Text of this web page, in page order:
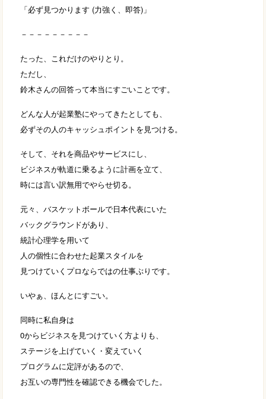
「必ず見つかります (力強く、即答)」
－－－－－－－－－
たった、これだけのやりとり。
ただし、
鈴木さんの回答って本当にすごいことです。
どんな人が起業塾にやってきたとしても、
必ずその人のキャッシュポイントを見つける。
そして、それを商品やサービスにし、
ビジネスが軌道に乗るように計画を立て、
時には言い訳無用でやらせ切る。
元々、バスケットボールで日本代表にいた
バックグラウンドがあり、
統計心理学を用いて
人の個性に合わせた起業スタイルを
見つけていくプロならではの仕事ぶりです。
いやぁ、ほんとにすごい。
同時に私自身は
0からビジネスを見つけていく方よりも、
ステージを上げていく・変えていく
プログラムに定評があるので、
お互いの専門性を確認できる機会でした。